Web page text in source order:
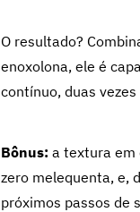
O resultado?
enoxolona, ele é
contínuo, duas
Bônus: a textura em
zero melequenta, e,
próximos passos de